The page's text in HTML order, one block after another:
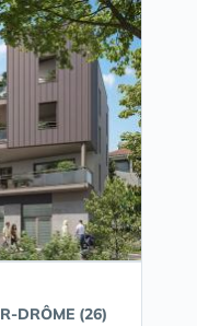
DRÔME (26)